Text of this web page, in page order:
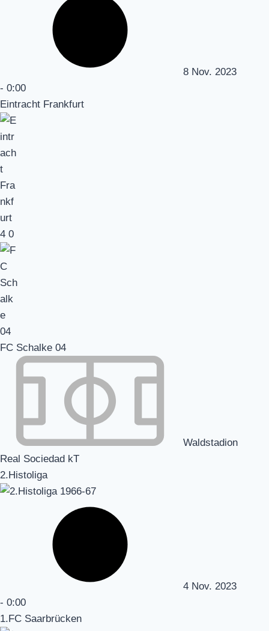
8 Nov. 2023
- 0:00
Eintracht Frankfurt
4 0
FC Schalke 04
Waldstadion
Real Sociedad kT
2.Histoliga
4 Nov. 2023
- 0:00
1.FC Saarbrücken